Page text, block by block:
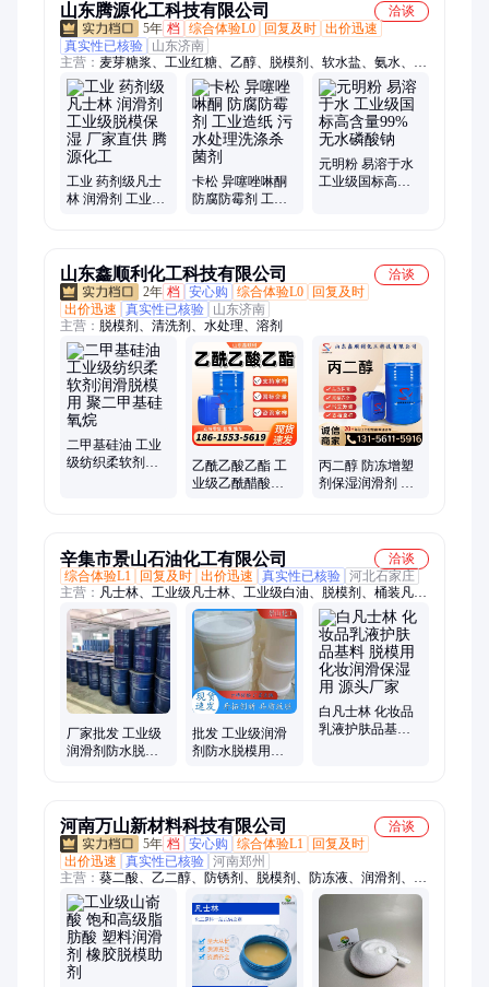
山东腾源化工科技有限公司
洽谈
5年 档 综合体验L0 回复及时 出价迅速
真实性已核验
山东济南
主营： 麦芽糖浆、工业红糖、乙醇、脱模剂、软水盐、氨水、融
雪剂、木颗粒、洗涤母料、卡松、片碱、皂粉、水玻璃、木钠、
木质素磺酸钠、过碳酸钠、五水偏硅酸钠、草酸、甲醇、羟丙基
甲基纤维素、小苏打、纯碱、香精、次氯酸钠、葡萄糖
工业 药剂级凡士
林 润滑剂 工业级
卡松 异噻唑啉酮
防腐防霉剂 工业
元明粉 易溶于水
工业级国标高含
山东鑫顺利化工科技有限公司
洽谈
2年 档 安心购 综合体验L0
回复及时
出价迅速
真实性已核验
山东济南
主营： 脱模剂、清洗剂、水处理、溶剂
二甲基硅油 工业
级纺织柔软剂润
乙酰乙酸乙酯 工
业级乙酰醋酸乙
丙二醇 防冻增塑
剂保湿润滑剂 工
辛集市景山石油化工有限公司
洽谈
综合体验L1
回复及时 出价迅速 真实性已核验 河北石家庄
主营： 凡士林、工业级凡士林、工业级白油、脱模剂、桶装凡士
林、白凡士林、无色透明白油、化妆品级凡士林、白油、石油
脂、润滑脂、工业白油、液体石蜡、石蜡油、10#白油、15#白
油、橡胶增塑剂
厂家批发 工业级
润滑剂防水脱模
批发 工业级润滑
剂防水脱模用白
白凡士林 化妆品
乳液护肤品基料
河南万山新材料科技有限公司
洽谈
5年 档 安心购 综合体验L1
回复及时
出价迅速
真实性已核验 河南郑州
主营： 葵二酸、乙二醇、防锈剂、脱模剂、防冻液、润滑剂、荧
光绿、酒石酸、1303-86-2、增稠剂、钛白粉、增白剂、k12粉
状、丙三醇、建筑防水、去除异味、蒸气湿地、三乙醇胺、氨基
硅油、厂家直发、水杨酸粉、铁黑颜料、异十三醇、十八酸铁、
水产养殖、松香